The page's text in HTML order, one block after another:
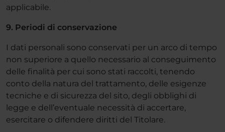
applicabile.
9. Periodi di conservazione
I dati personali sono conservati per un arco di tempo
non superiore a quello necessario al conseguimento
delle finalità per cui sono stati raccolti, tenendo
conto della natura del trattamento, delle esigenze
tecniche e di sicurezza del sito, degli obblighi di
legge e dell’eventuale necessità di accertare,
esercitare o difendere diritti del Titolare.